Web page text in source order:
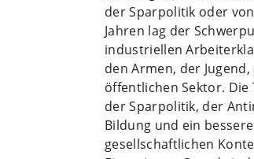
der Sparpolitik oder
Jahren lag der
industriellen
den Armen, der
öffentlichen Sektor.
der Sparpolitik, der
Bildung und ein
gesellschaftlichen